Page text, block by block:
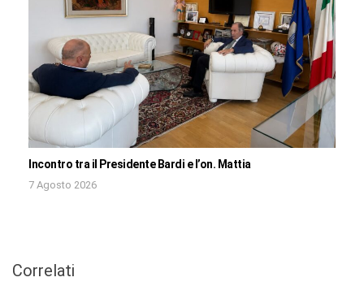
Incontro tra il Presidente Bardi e l’on. Mattia
7 Agosto 2026
Correlati